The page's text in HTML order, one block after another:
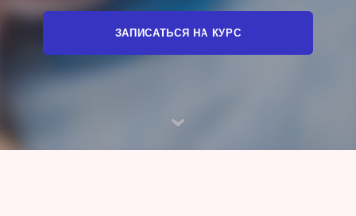
ЗАПИСАТЬСЯ НА КУРС